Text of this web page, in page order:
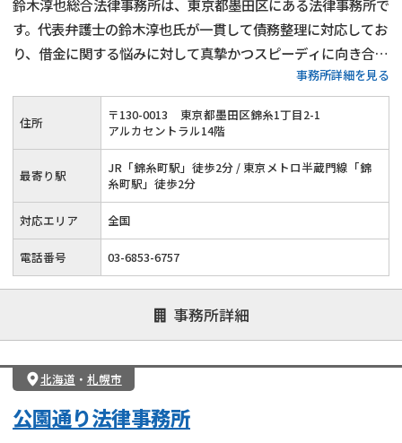
鈴木淳也総合法律事務所は、東京都墨田区にある法律事務所で
す。代表弁護士の鈴木淳也氏が一貫して債務整理に対応してお
り、借金に関する悩みに対して真摯かつスピーディに向き合っ
てくれるのが特徴です。任意整理・自己破産・個人再生など、
各手続きについて詳しく相談でき、生活再建に向けた法的支援
が受けられます。
事務所詳細を見る
住所 〒130-0013
東京都墨田区錦糸1丁目2-1
アルカセントラル14階
最寄り駅
JR「錦糸町駅」徒歩2分 / 東京メトロ半蔵門線「錦
糸町駅」徒歩2分
対応エリア 全国
電話番号 03-6853-6757
事務所詳細
北海道 ・ 札幌市
公園通り法律事務所